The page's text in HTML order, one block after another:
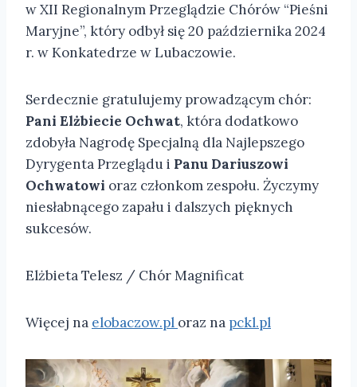
w XII Regionalnym Przeglądzie Chórów “Pieśni
Maryjne”, który odbył się 20 października 2024
r. w Konkatedrze w Lubaczowie.
Serdecznie gratulujemy prowadzącym chór:
Pani Elżbiecie Ochwat, która dodatkowo
zdobyła Nagrodę Specjalną dla Najlepszego
Dyrygenta Przeglądu i Panu Dariuszowi
Ochwatowi oraz członkom zespołu. Życzymy
niesłabnącego zapału i dalszych pięknych
sukcesów.
Elżbieta Telesz / Chór Magnificat
Więcej na elobaczow.pl oraz na pckl.pl